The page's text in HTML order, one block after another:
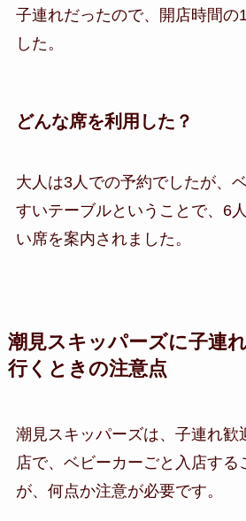
子連れだったので、開店時間の
した。
どんな席を利用した？
大人は3人での予約でしたが、
すいテーブルということで、6
い席を案内されました。
潮見スキッパーズに子連
行くときの注意点
潮見スキッパーズは、子連れ歓
店で、ベビーカーごと入店する
が、何点か注意が必要です。